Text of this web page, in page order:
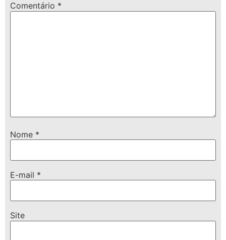
Comentário *
Nome *
E-mail *
Site